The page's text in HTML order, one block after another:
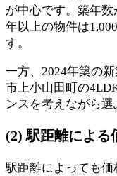
が中心です。築年
年以上の物件は
す。
一方、2024年築の
市上小山田町の
ンスを考えながら選
(2) 駅距離による
駅距離によっても